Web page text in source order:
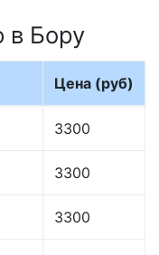
в Бору
Цена (руб)
3300
3300
3300